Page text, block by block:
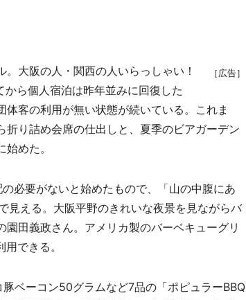
［広告］
大阪の人・関西の人いらっしゃい！
ら個人宿泊は昨年並みに回復した
客の利用が無い状態が続いている。これま
り詰め会席の仕出しと、夏季のビアガーデン
めた。
必要がないと始めたもので、「山の中腹にあ
見える。大阪平野のきれいな夜景を見ながらバ
田義政さん。アメリカ製のバーベキューグリ
できる。
ベーコン50グラムなど7品の「ポピュラーBBQ